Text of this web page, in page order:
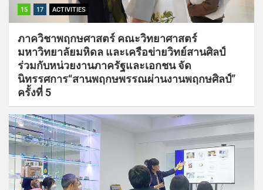
15 17 ACTIVITIES
ภาควิชาพฤกษศาสตร์ คณะวิทยาศาสตร์
มหาวิทยาลัยมหิดล และเครือข่ายวิทย์สานศิลป์
ร่วมกับหน่วยงานภาครัฐและเอกชน จัด
นิทรรศการ“สานพฤกษพรรณผ่านงานพฤกษศิลป์”
ครั้งที่ 5